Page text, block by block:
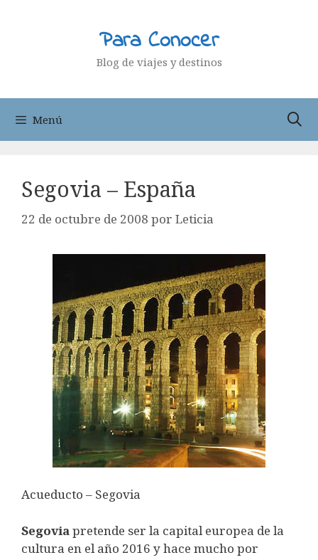
Para Conocer
Blog de viajes y destinos
Menú
Segovia – España
22 de octubre de 2008 por Leticia
Acueducto – Segovia
Segovia pretende ser la capital europea de la
cultura en el año 2016 y hace mucho por